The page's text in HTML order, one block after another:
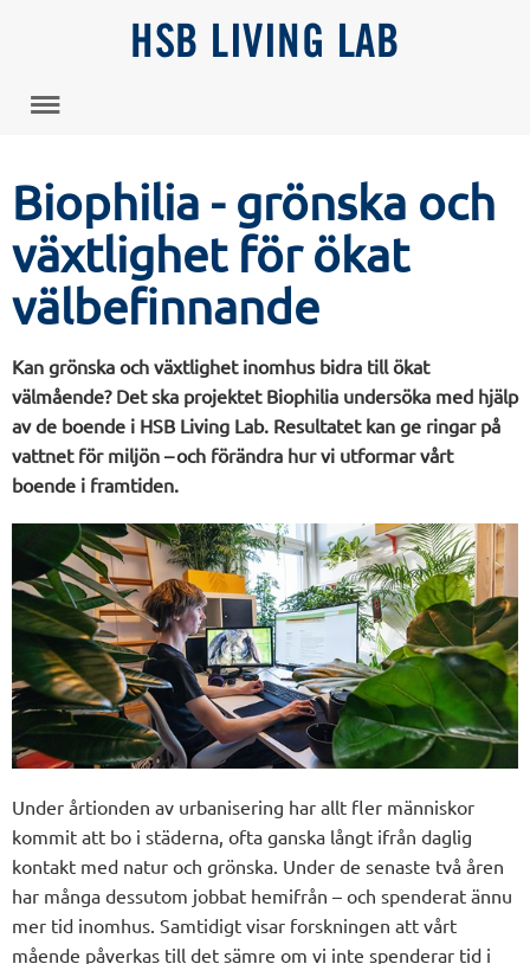
HSB LIVING LAB
Biophilia - grönska och
växtlighet för ökat
välbefinnande
Kan grönska och växtlighet inomhus bidra till ökat
välmående? Det ska projektet Biophilia undersöka med hjälp
av de boende i HSB Living Lab. Resultatet kan ge ringar på
vattnet för miljön – och förändra hur vi utformar vårt
boende i framtiden.
Under årtionden av urbanisering har allt fler människor
kommit att bo i städerna, ofta ganska långt ifrån daglig
kontakt med natur och grönska. Under de senaste två åren
har många dessutom jobbat hemifrån – och spenderat ännu
mer tid inomhus. Samtidigt visar forskningen att vårt
mående påverkas till det sämre om vi inte spenderar tid i